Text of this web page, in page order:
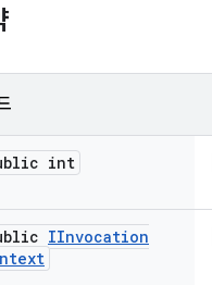
int
IInvocation